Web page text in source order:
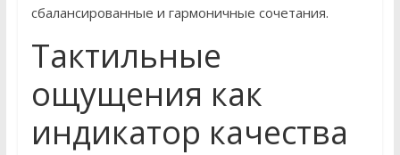
сбалансированные и гармоничные сочетания.
Тактильные
ощущения как
индикатор качества